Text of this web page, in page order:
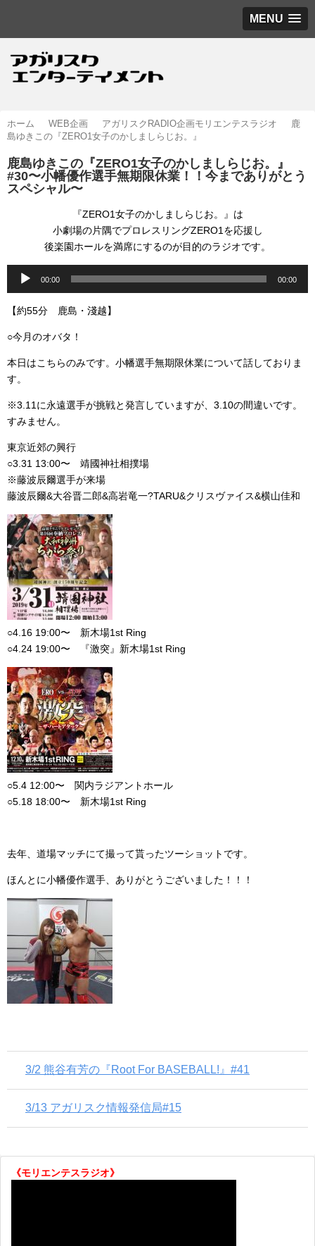
MENU
ホーム WEB企画 アガリスクRADIO企画モリエンテスラジオ
鹿
島ゆきこの『ZERO1女子のかしましらじお。』
鹿島ゆきこの『ZERO1女子のかしましらじお。』
#30〜小幡優作選手無期限休業！！今までありがとう
スペシャル〜
『ZERO1女子のかしましらじお。』は
小劇場の片隅でプロレスリングZERO1を応援し
後楽園ホールを満席にするのが目的のラジオです。
プ
ー
ー
00:00 00:00
【約55分 鹿島・淺越】
○今月のオバタ！
本日はこちらのみです。小幡選手無期限休業について話しておりま
す。
※3.11に永遠選手が挑戦と発言していますが、3.10の間違いです。
すみません。
東京近郊の興行
○3.31 13:00〜 靖國神社相撲場
※藤波辰爾選手が来場
藤波辰爾&大谷晋二郎&高岩竜一?TARU&クリスヴァイス&横山佳和
○4.16 19:00〜 新木場1st Ring
○4.24 19:00〜 『激突』新木場1st Ring
○5.4 12:00〜 関内ラジアントホール
○5.18 18:00〜 新木場1st Ring
去年、道場マッチにて撮って貰ったツーショットです。
ほんとに小幡優作選手、ありがとうございました！！！
3/2 熊谷有芳の『Root For BASEBALL!』#41
3/13 アガリスク情報発信局#15
《モリエンテスラジオ》